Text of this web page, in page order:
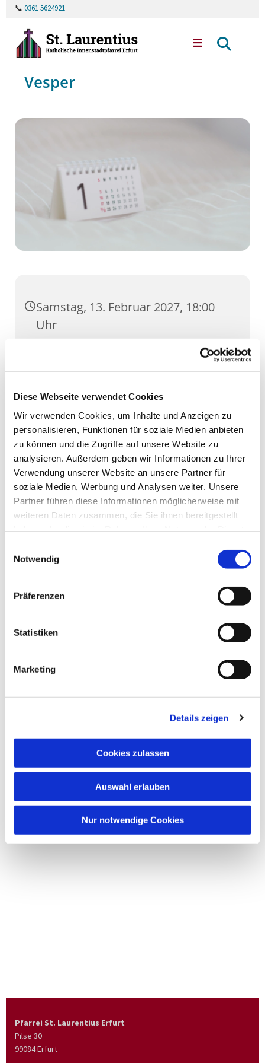
Diese Webseite verwendet Cookies
Wir verwenden Cookies, um Inhalte und Anzeigen zu
personalisieren, Funktionen für soziale Medien anbieten
zu können und die Zugriffe auf unsere Website zu
analysieren. Außerdem geben wir Informationen zu Ihrer
Verwendung unserer Website an unsere Partner für
soziale Medien, Werbung und Analysen weiter. Unsere
Partner führen diese Informationen möglicherweise mit
weiteren Daten zusammen, die Sie ihnen bereitgestellt
Notwendig
Präferenzen
Statistiken
Marketing
Details zeigen
Cookies zulassen
Auswahl erlauben
Nur notwendige Cookies
📞 0361 5624921
Vesper
Samstag, 13. Februar 2027, 18:00
Uhr
Dom, Domstufen 1, 99084 Erfurt
Pfarrei St. Laurentius Erfurt
Pilse 30
99084 Erfurt